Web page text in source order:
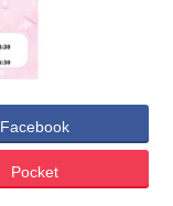
Facebook
Pocket